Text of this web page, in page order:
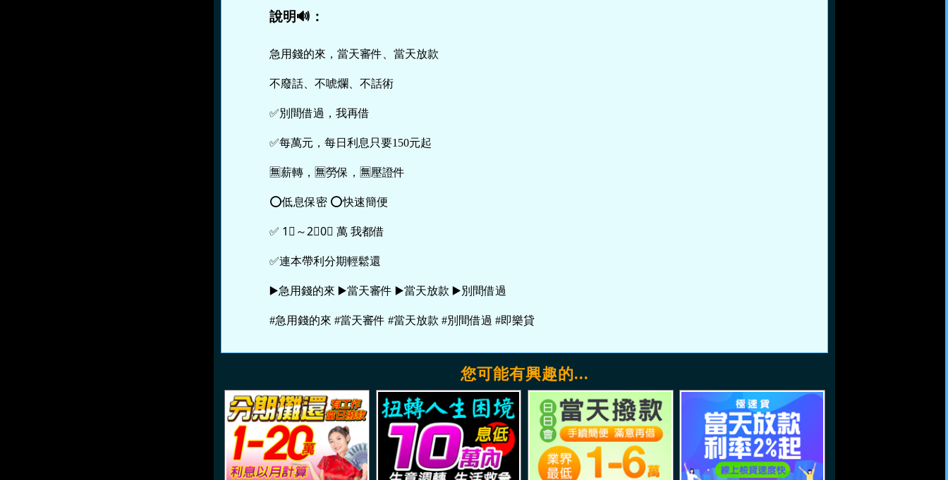
說明🔊：
急用錢的來，當天審件、當天放款
不廢話、不唬爛、不話術
✅別間借過，我再借
✅每萬元，每日利息只要150元起
🈚️薪轉，🈚️勞保，🈚️壓證件
⭕️低息保密 ⭕️快速簡便
✅ 1⃣️～2⃣️0⃣️ 萬 我都借
✅連本帶利分期輕鬆還
▶️急用錢的來 ▶️當天審件 ▶️當天放款 ▶️別間借過
#急用錢的來 #當天審件 #當天放款 #別間借過 #即樂貸
您可能有興趣的...